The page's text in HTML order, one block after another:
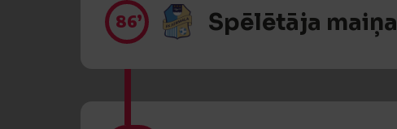
86’ Spēlētāja maiņa